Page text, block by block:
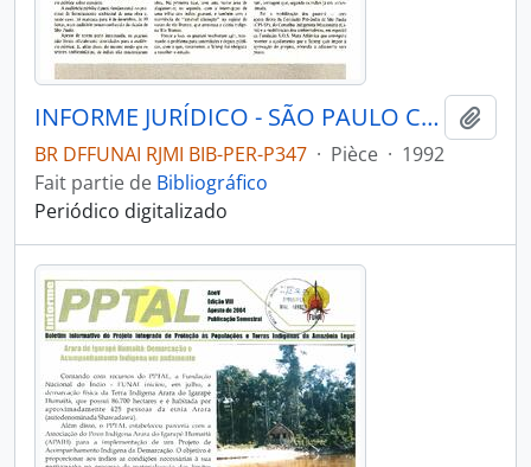
INFORME JURÍDICO - SÃO PAULO COMISSÃO PRÓ-ÍNDIO DE SÃO PAULO - DEPARTAMENTO JURÍDICO - 1992 - Nº2324
BR DFFUNAI RJMI BIB-PER-P347 · Pièce · 1992
Fait partie de Bibliográfico
Periódico digitalizado